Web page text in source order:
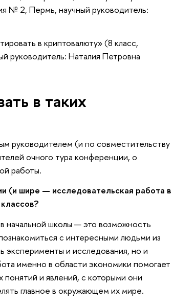
№ 2, Пермь, научный руководитель:
в криптовалюту» (8 класс,
руководитель: Наталия Петровна
в таких
руководителем (и по совместительству
очного тура конференции, о
работы.
(и шире — исследовательская работа в
начальной школы — это возможность
с интересными людьми из
эксперименты и исследования, но и
именно в области экономики помогает
и явлений, с которыми они
главное в окружающем их мире.